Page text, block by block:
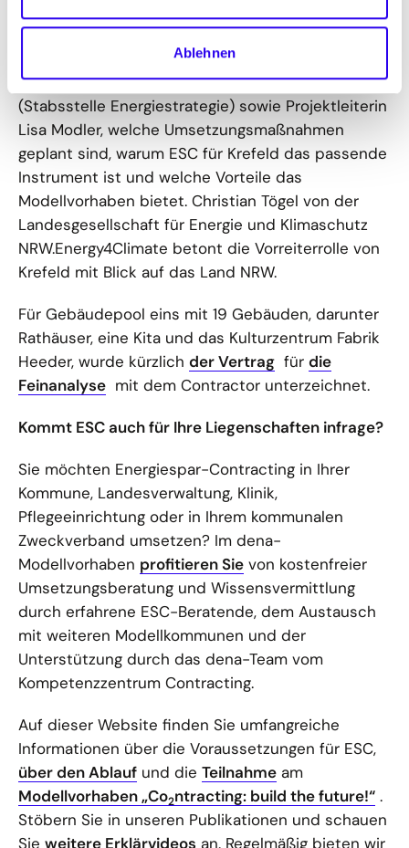
Ablehnen
100 Gebäuden. Im Kurzfilm erläutern Rachid
Jaghou (Leiter des Zentralen
Gebäudemanagements), Carola Schellhorn
(Stabsstelle Energiestrategie) sowie Projektleiterin
Lisa Modler, welche Umsetzungsmaßnahmen
geplant sind, warum ESC für Krefeld das passende
Instrument ist und welche Vorteile das
Modellvorhaben bietet. Christian Tögel von der
Landesgesellschaft für Energie und Klimaschutz
NRW.Energy4Climate betont die Vorreiterrolle von
Krefeld mit Blick auf das Land NRW.
Für Gebäudepool eins mit 19 Gebäuden, darunter
Rathäuser, eine Kita und das Kulturzentrum Fabrik
Heeder, wurde kürzlich der Vertrag für die
Feinanalyse mit dem Contractor unterzeichnet.
Kommt ESC auch für Ihre Liegenschaften infrage?
Sie möchten Energiespar-Contracting in Ihrer
Kommune, Landesverwaltung, Klinik,
Pflegeeinrichtung oder in Ihrem kommunalen
Zweckverband umsetzen? Im dena-
Modellvorhaben profitieren Sie von kostenfreier
Umsetzungsberatung und Wissensvermittlung
durch erfahrene ESC-Beratende, dem Austausch
mit weiteren Modellkommunen und der
Unterstützung durch das dena-Team vom
Kompetenzzentrum Contracting.
Auf dieser Website finden Sie umfangreiche
Informationen über die Voraussetzungen für ESC,
über den Ablauf und die Teilnahme am
Modellvorhaben „Co2ntracting: build the future!“ .
Stöbern Sie in unseren Publikationen und schauen
Sie weitere Erklärvideos an. Regelmäßig bieten wir